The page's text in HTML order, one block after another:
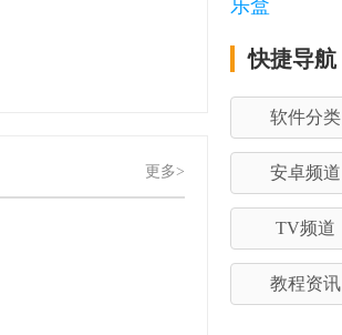
更多>
乐盒
快捷导航
软件分类
安卓频道
TV频道
教程资讯